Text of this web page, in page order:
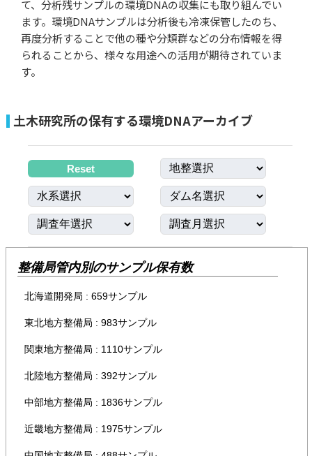
て、分析残サンプルの環境DNAの収集にも取り組んでい
ます。環境DNAサンプルは分析後も冷凍保管したのち、
再度分析することで他の種や分類群などの分布情報を得
られることから、様々な用途への活用が期待されていま
す。
土木研究所の保有する環境DNAアーカイブ